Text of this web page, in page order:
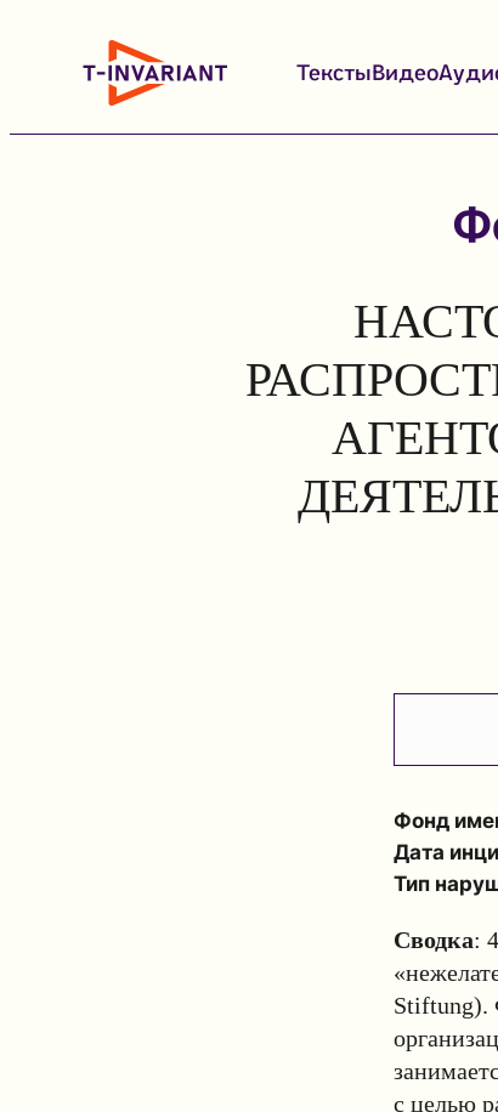
содержимому
ТекстыВидео
Фонд
Дата
Тип
Сводка:
Stiftung).
с целью